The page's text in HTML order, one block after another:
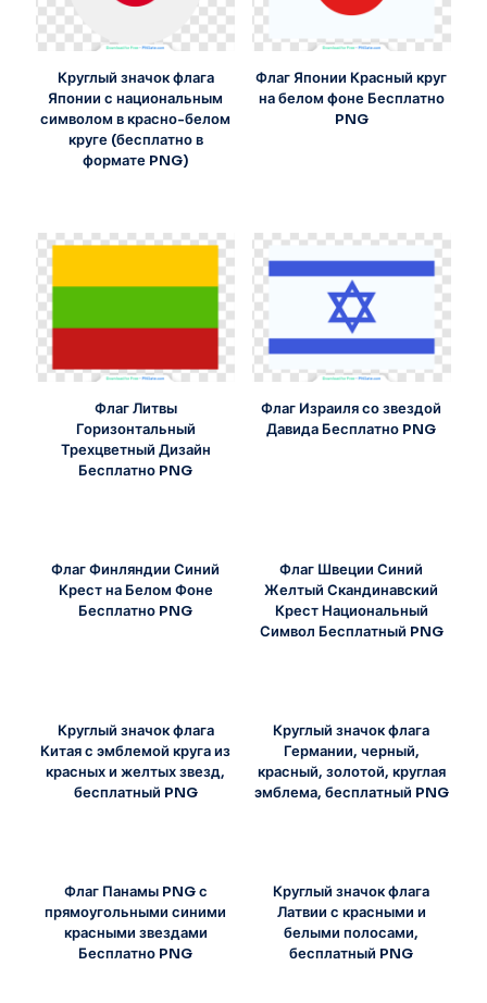
Круглый значок флага
Японии с национальным
символом в красно-белом
круге (бесплатно в
формате PNG)
Флаг Японии Красный круг
на белом фоне Бесплатно
PNG
Флаг Литвы
Горизонтальный
Трехцветный Дизайн
Бесплатно PNG
Флаг Израиля со звездой
Давида Бесплатно PNG
Флаг Финляндии Синий
Крест на Белом Фоне
Бесплатно PNG
Флаг Швеции Синий
Желтый Скандинавский
Крест Национальный
Символ Бесплатный PNG
Круглый значок флага
Китая с эмблемой круга из
красных и желтых звезд,
бесплатный PNG
Круглый значок флага
Германии, черный,
красный, золотой, круглая
эмблема, бесплатный PNG
Флаг Панамы PNG с
прямоугольными синими
красными звездами
Бесплатно PNG
Круглый значок флага
Латвии с красными и
белыми полосами,
бесплатный PNG